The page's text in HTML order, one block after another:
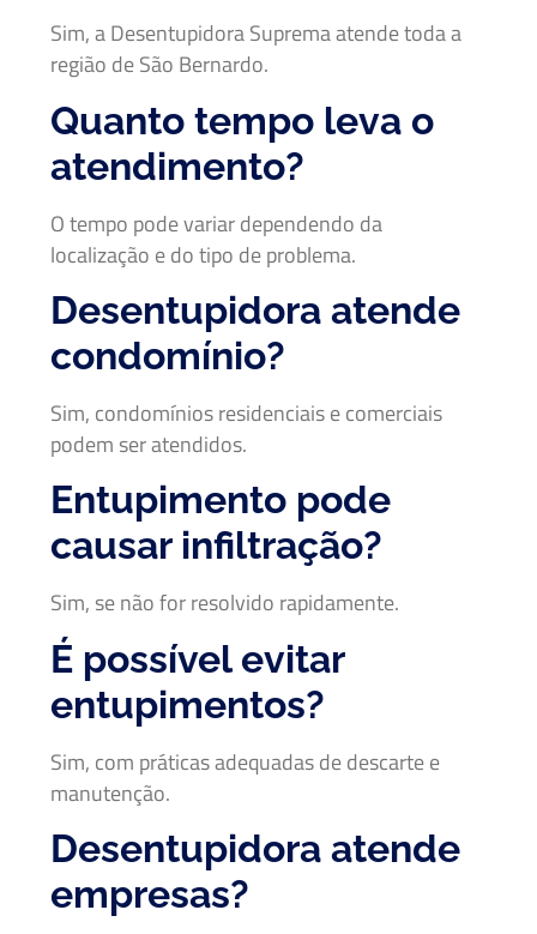
Sim, a Desentupidora Suprema atende toda a
região de São Bernardo.
Quanto tempo leva o
atendimento?
O tempo pode variar dependendo da
localização e do tipo de problema.
Desentupidora atende
condomínio?
Sim, condomínios residenciais e comerciais
podem ser atendidos.
Entupimento pode
causar infiltração?
Sim, se não for resolvido rapidamente.
É possível evitar
entupimentos?
Sim, com práticas adequadas de descarte e
manutenção.
Desentupidora atende
empresas?